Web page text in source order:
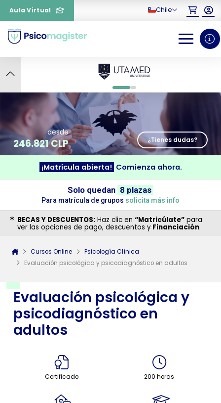
Aula Virtual Chile
0 1
Evaluación psicológica y
psicodiagnóstico en
adultos
Certificado 200 horas
desde
246.821 CLP ¿Tienes dudas?
¡Matrícula abierta! Comienza ahora.
Solo quedan 8 plazas
Para matrícula de grupos solicita más info
BECAS Y DESCUENTOS: Haz clic en “Matricúlate” para
ver las opciones de pago, descuentos y Financiación.
Cursos Online
Psicología Clínica
Evaluación psicológica y psicodiagnóstico en adultos
¿Necesitas más información
sobre un curso?